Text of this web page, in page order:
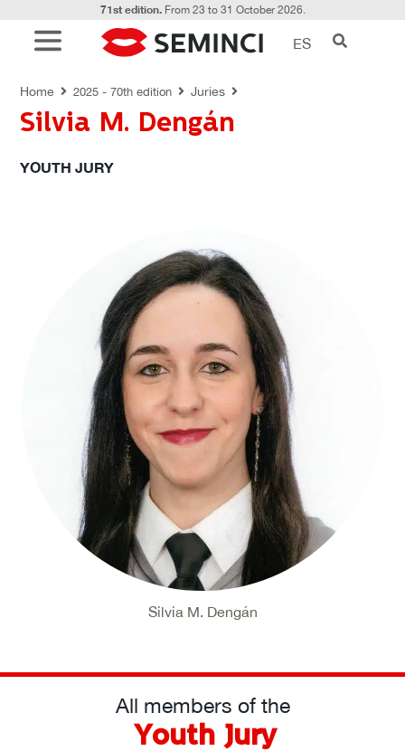
71st edition.From 23 to 31 October 2026.
ES
Home 2025 - 70th edition Juries
Silvia M. Dengán
YOUTH JURY
Silvia M. Dengán
All members of the
Youth Jury